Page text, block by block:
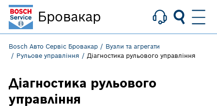
Bosch Авто Сервіс Бровакар
Вузли та агрегати
Рульове управління
Діагностика рульового управління
Діагностика рульового
управління
Бровакар